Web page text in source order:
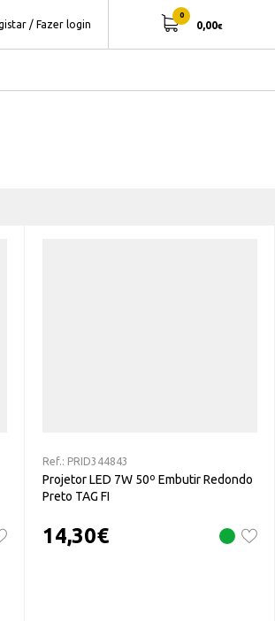
/ Fazer login
0
0,00€
Ref.: PRID344843
Projetor LED 7W 50º Embutir Redondo
Preto TAG FI
14,30€